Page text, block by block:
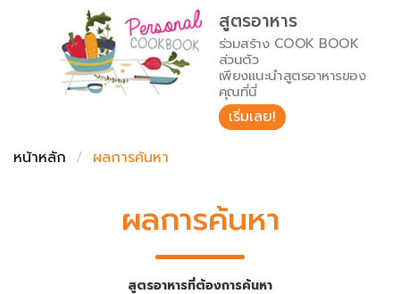
เปรียบเทียบหน่วยการตวง
เปรียบเทียบอุณหภูมิ
เปรียบเทียบน้ำหนักวัตถุดิบ
สร้าง Cookbook
สูตรอาหาร
ร่วมสร้าง COOK BOOK
ส่วนตัว
เพียงแนะนำสูตรอาหารของ
คุณที่นี่
เริ่มเลย!
หน้าหลัก
ผลการค้นหา
ผลการค้นหา
สูตรอาหารที่ต้องการค้นหา